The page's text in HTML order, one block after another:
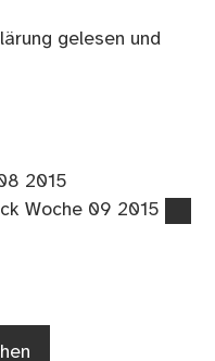
gelesen und
2015
Woche 09 2015